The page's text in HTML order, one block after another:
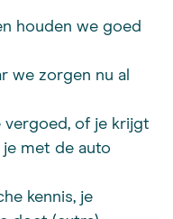
houden we goed
we zorgen nu al
vergoed, of je krijgt
met de auto
kennis, je